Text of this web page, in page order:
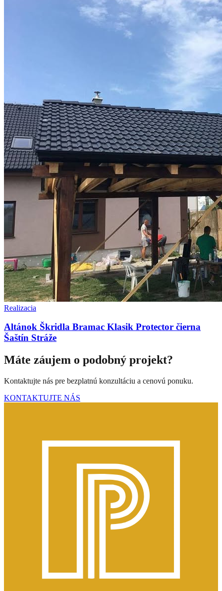
Realizacia
Altánok Škridla Bramac Klasik Protector čierna
Šaštín Stráže
Máte záujem o podobný projekt?
Kontaktujte nás pre bezplatnú konzultáciu a cenovú ponuku.
KONTAKTUJTE NÁS